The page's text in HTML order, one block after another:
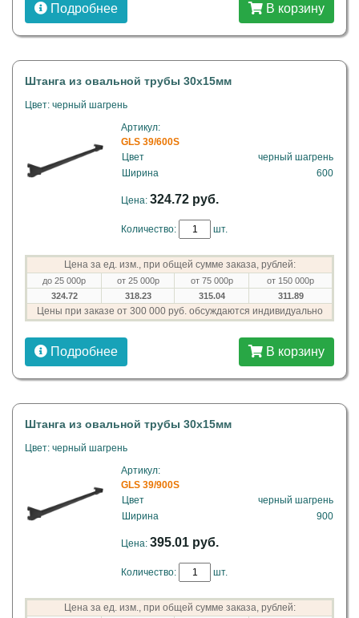
Подробнее В корзину
Штанга из овальной трубы 30х15мм
Цвет: черный шагрень
Артикул:
GLS 39/600S
Цвет
черный шагрень
Ширина
600
Цена: 324.72 руб.
Количество: шт.
Цена за ед. изм., при общей сумме заказа, рублей:
до 25 000р от 25 000р от 75 000р
от 150 000р
324.72
318.23 315.04 311.89
Цены при заказе от 300 000 руб. обсуждаются индивидуально
Подробнее В корзину
Штанга из овальной трубы 30х15мм
Цвет: черный шагрень
Артикул:
GLS 39/900S
Цвет
черный шагрень
Ширина
900
Цена: 395.01 руб.
Количество: шт.
Цена за ед. изм., при общей сумме заказа, рублей: